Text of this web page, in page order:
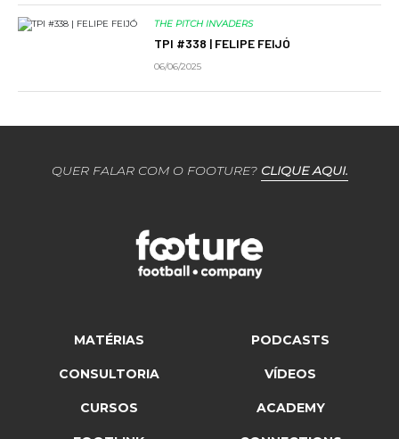
THE PITCH INVADERS
TPI #338 | FELIPE FEIJÓ
06/06/2025
QUER FALAR COM O FOOTURE? CLIQUE AQUI.
MATÉRIAS PODCASTS
CONSULTORIA VÍDEOS
CURSOS ACADEMY